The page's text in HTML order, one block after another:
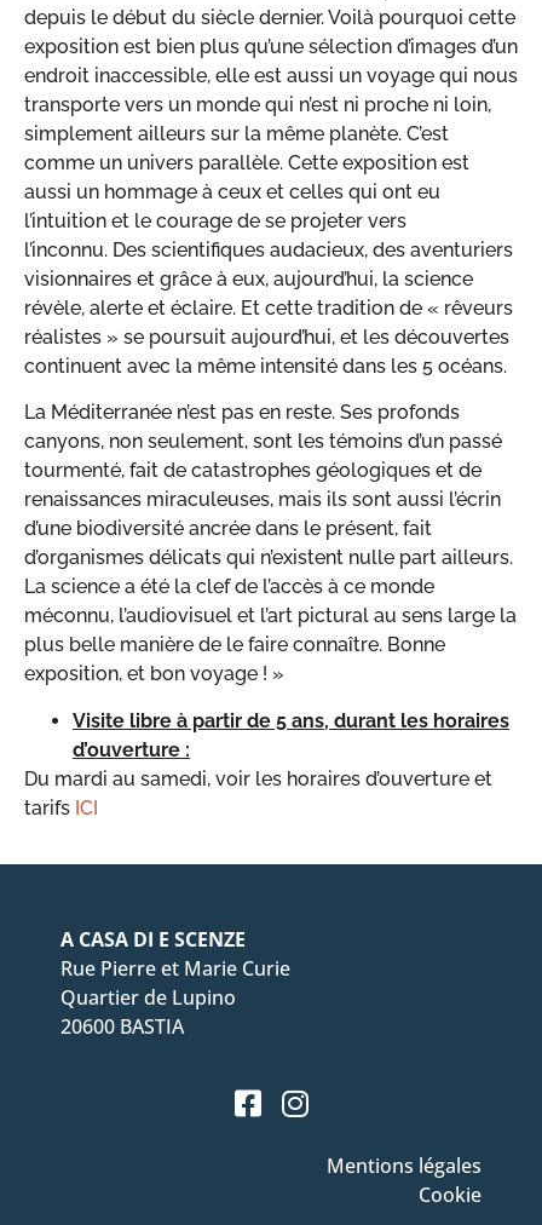
depuis le début du siècle dernier. Voilà pourquoi cette
exposition est bien plus qu’une sélection d’images d’un
endroit inaccessible, elle est aussi un voyage qui nous
transporte vers un monde qui n’est ni proche ni loin,
simplement ailleurs sur la même planète. C’est
comme un univers parallèle. Cette exposition est
aussi un hommage à ceux et celles qui ont eu
l’intuition et le courage de se projeter vers
l’inconnu. Des scientifiques audacieux, des aventuriers
visionnaires et grâce à eux, aujourd’hui, la science
révèle, alerte et éclaire. Et cette tradition de « rêveurs
réalistes » se poursuit aujourd’hui, et les découvertes
continuent avec la même intensité dans les 5 océans.
La Méditerranée n’est pas en reste. Ses profonds
canyons, non seulement, sont les témoins d’un passé
tourmenté, fait de catastrophes géologiques et de
renaissances miraculeuses, mais ils sont aussi l’écrin
d’une biodiversité ancrée dans le présent, fait
d’organismes délicats qui n’existent nulle part ailleurs.
La science a été la clef de l’accès à ce monde
méconnu, l’audiovisuel et l’art pictural au sens large la
plus belle manière de le faire connaître. Bonne
exposition, et bon voyage ! »
Visite libre à partir de 5 ans, durant les horaires
d’ouverture :
Du mardi au samedi, voir les horaires d’ouverture et
tarifs ICI
A CASA DI E SCENZE
Rue Pierre et Marie Curie
Quartier de Lupino
20600 BASTIA
Mentions légales
Cookie